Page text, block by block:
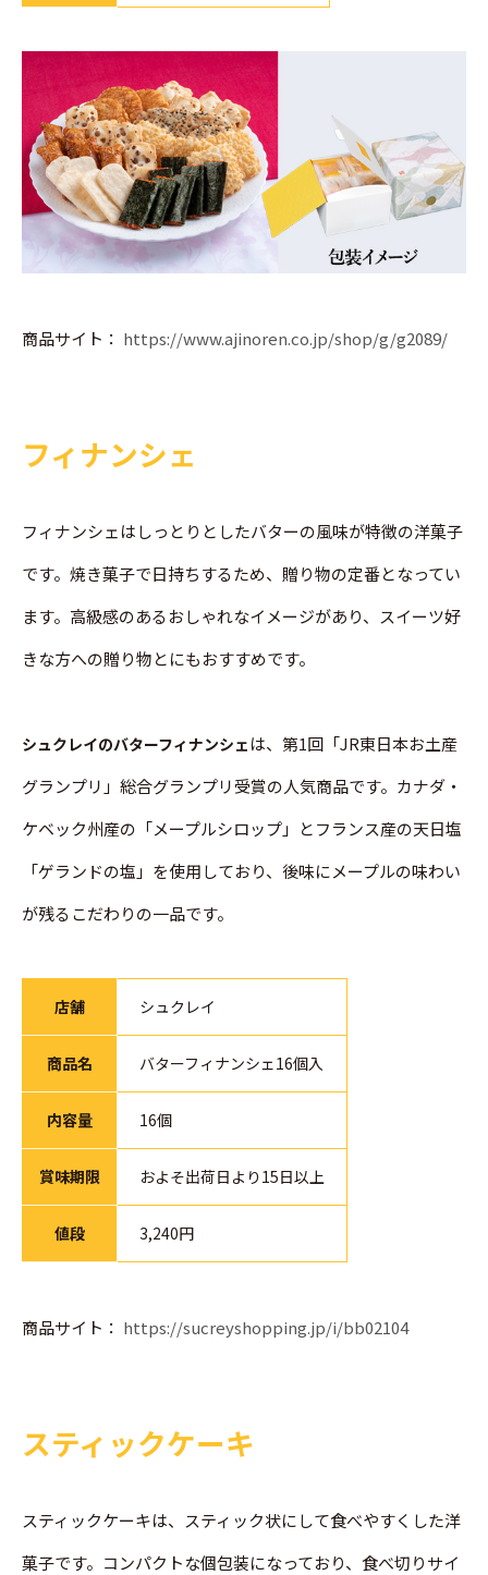
商品サイト： https://www.ajinoren.co.jp/shop/g/g2089/
フィナンシェ
フィナンシェはしっとりとしたバターの風味が特徴の洋菓子
です。焼き菓子で日持ちするため、贈り物の定番となってい
ます。高級感のあるおしゃれなイメージがあり、スイーツ好
きな方への贈り物とにもおすすめです。
シュクレイのバターフィナンシェ は、第1回「JR東日本お土産
グランプリ」総合グランプリ受賞の人気商品です。カナダ・
ケベック州産の「メープルシロップ」とフランス産の天日塩
「ゲランドの塩」を使用しており、後味にメープルの味わい
が残るこだわりの一品です。
店舗 シュクレイ
商品名 バターフィナンシェ16個入
内容量 16個
賞味期限 およそ出荷日より15日以上
値段 3,240円
商品サイト： https://sucreyshopping.jp/i/bb02104
スティックケーキ
スティックケーキは、スティック状にして食べやすくした洋
菓子です。コンパクトな個包装になっており、食べ切りサイ